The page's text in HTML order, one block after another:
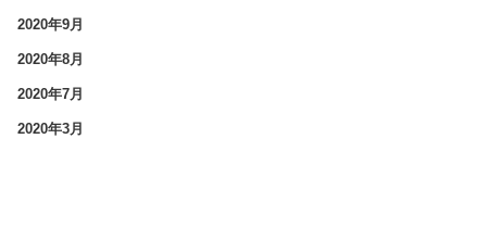
2020年9月
2020年8月
2020年7月
2020年3月